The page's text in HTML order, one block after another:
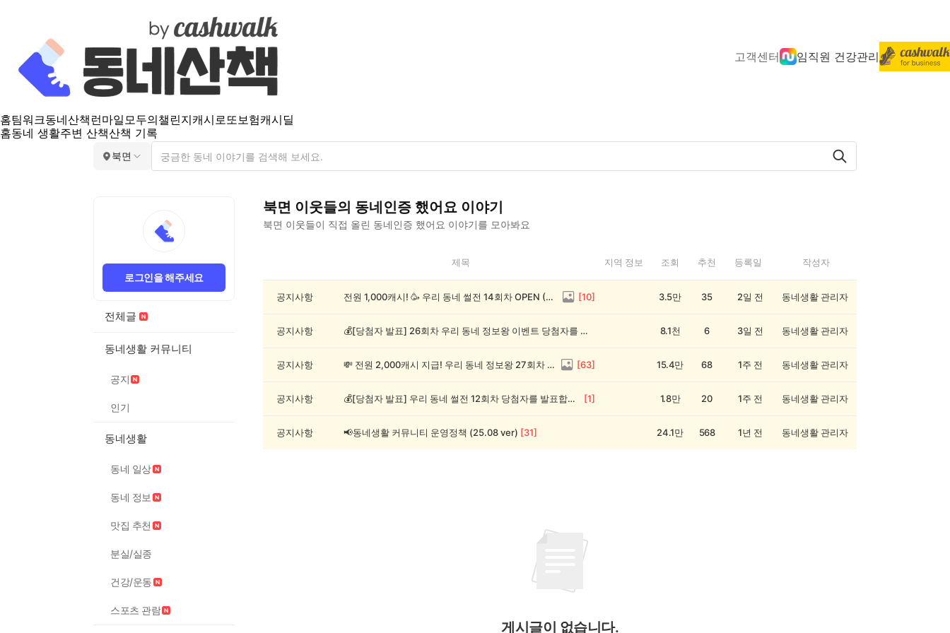
고객센터 임직원 건강관리
홈팀워크동네산책 런마일모두의챌린지캐시로또보험캐시딜
홈동네 생활주변 산책산책 기록
북면
로그인을 해주세요
전체글
동네생활 커뮤니티
공지
인기
동네생활
동네 일상
동네 정보
맛집 추천
분실/실종
건강/운동
스포츠 관람
북면 이웃들의 동네인증 했어요 이야기
북면 이웃들이 직접 올린 동네인증 했어요 이야기를 모아봐요
동
제목 지역 정보 조회 추천 등록일 작성자
공지사항 전원 1,000캐시! 🥳 우리 동네 썰전 14회차 OPEN (~8/17) [10] 3.5만 35 2일 전 동네생활 관리자
공지사항 💰[당첨자 발표] 26회차 우리 동네 정보왕 이벤트 당첨자를 발표합니다! 8.1천 6 3일 전 동네생활 관리자
공지사항 💸 전원 2,000캐시 지급! 우리 동네 정보왕 27회차 (~8/10) [63] 15.4만 68 1주 전 동네생활 관리자
공지사항 💰[당첨자 발표] 우리 동네 썰전 12회차 당첨자를 발표합니다! [1] 1.8만 20 1주 전 동네생활 관리자
공지사항 📢동네생활 커뮤니티 운영정책 (25.08 ver) [31] 24.1만 568 1년 전 동네생활 관리자
게시글이 없습니다.